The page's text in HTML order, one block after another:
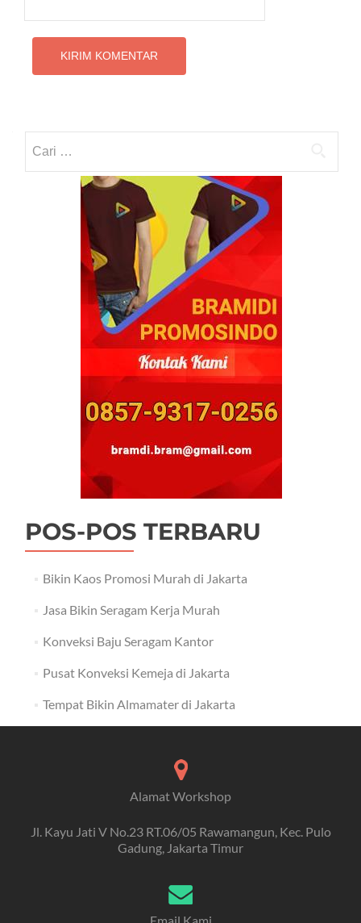
untuk:
POS-POS TERBARU
Bikin Kaos Promosi Murah di Jakarta
Jasa Bikin Seragam Kerja Murah
Konveksi Baju Seragam Kantor
Pusat Konveksi Kemeja di Jakarta
Tempat Bikin Almamater di Jakarta
Alamat Workshop
Jl. Kayu Jati V No.23 RT.06/05 Rawamangun, Kec. Pulo
Gadung, Jakarta Timur